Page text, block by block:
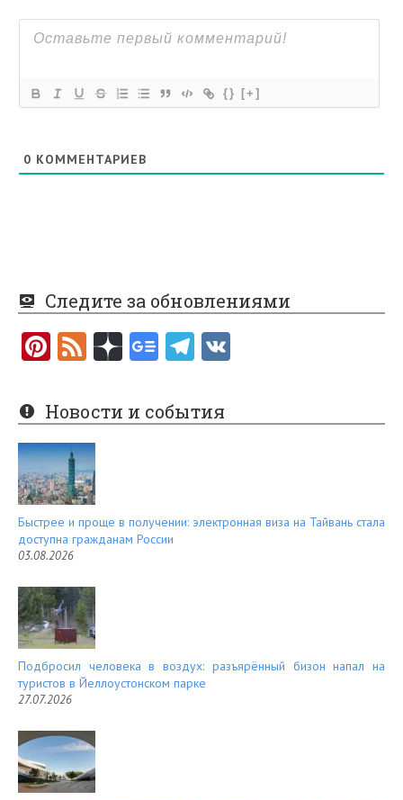
{} [+]
0 КОММЕНТАРИЕВ
Следите за обновлениями
Pi
er
es
t
F
e
d
Новости и события
Быстрее и проще в получении: электронная виза на Тайвань стала
доступна гражданам России
03.08.2026
Подбросил человека в воздух: разъярённый бизон напал на
туристов в Йеллоустонском парке
27.07.2026